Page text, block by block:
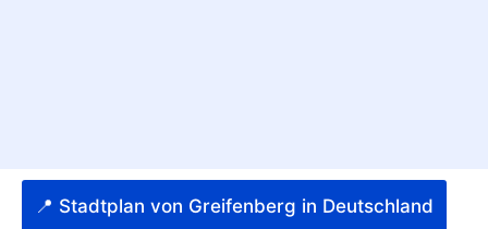
📍 Stadtplan von Greifenberg in Deutschland